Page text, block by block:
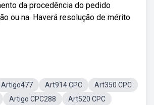
da procedência do pedido
ou na. Haverá resolução de mérito
Artigo477 Art914 CPC
Art350 CPC
Artigo CPC288 Art520 CPC